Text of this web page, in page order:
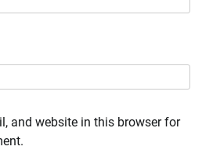
and website in this browser for